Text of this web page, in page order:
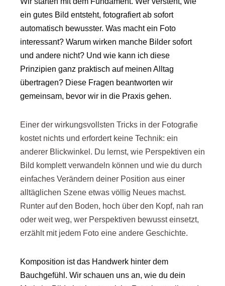
ein gutes Bild entsteht, fotografiert ab sofort
automatisch bewusster. Was macht ein Foto
interessant? Warum wirken manche Bilder sofort
und andere nicht? Und wie kann ich diese
Prinzipien ganz praktisch auf meinen Alltag
übertragen? Diese Fragen beantworten wir
gemeinsam, bevor wir in die Praxis gehen.
Einer der wirkungsvollsten Tricks in der Fotografie
kostet nichts und erfordert keine Technik: ein
anderer Blickwinkel. Du lernst, wie Perspektiven ein
Bild komplett verwandeln können und wie du durch
einfaches Verändern deiner Position aus einer
alltäglichen Szene etwas völlig Neues machst.
Runter auf den Boden, hoch über den Kopf, nah ran
oder weit weg, wer Perspektiven bewusst einsetzt,
erzählt mit jedem Foto eine andere Geschichte.
Komposition ist das Handwerk hinter dem
Bauchgefühl. Wir schauen uns an, wie du dein